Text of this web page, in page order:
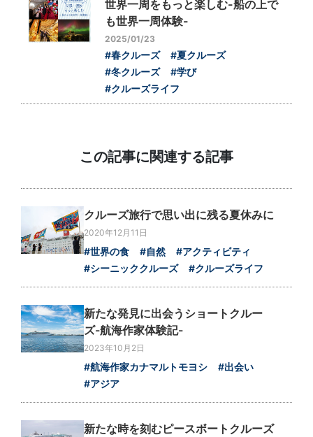
世界一周をもっと楽しむ-船の上で
も世界一周体験-
2025/01/23
#春クルーズ
#夏クルーズ
#冬クルーズ
#学び
#クルーズライフ
この記事に関連する記事
クルーズ旅行で思い出に残る夏休みに
2020年12月11日
#世界の食 #自然
#アクティビティ
#シーニッククルーズ
#クルーズライフ
新たな発見に出会うショートクルー
ズ-航海作家体験記-
2023年10月2日
#航海作家カナマルトモヨシ
#出会い
#アジア
新たな時を刻むピースボートクルーズ